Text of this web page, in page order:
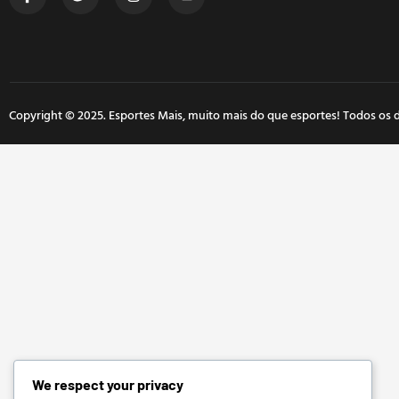
Copyright © 2025. Esportes Mais, muito mais do que esportes! Todos os
We respect your privacy